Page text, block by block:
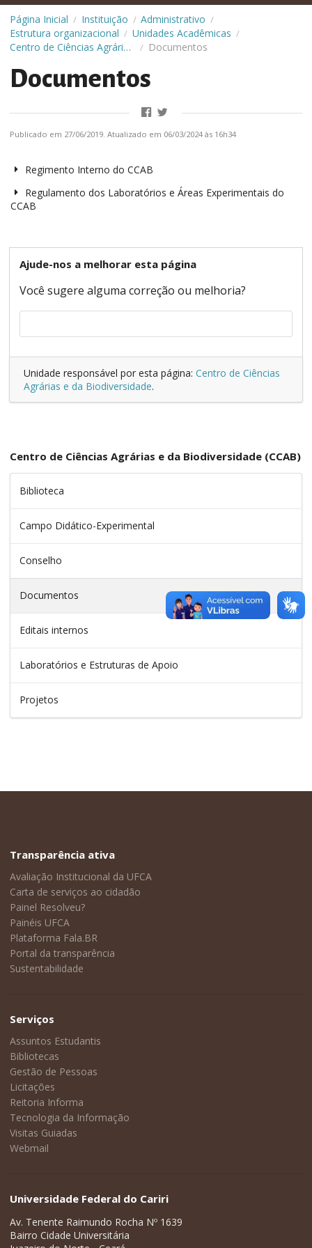
Página Inicial / Instituição / Administrativo /
Estrutura organizacional / Unidades Acadêmicas /
Centro de Ciências Agrárias e da Biodiversidade (CCAB) / Documentos
Documentos
Publicado em 27/06/2019. Atualizado em 06/03/2024 às 16h34
Regimento Interno do CCAB
Regulamento dos Laboratórios e Áreas Experimentais do
CCAB
Ajude-nos a melhorar esta página
Você sugere alguma correção ou melhoria?
Unidade responsável por esta página: Centro de Ciências
Agrárias e da Biodiversidade.
Centro de Ciências Agrárias e da Biodiversidade (CCAB)
Biblioteca
Campo Didático-Experimental
Conselho
Documentos
Editais internos
Laboratórios e Estruturas de Apoio
Projetos
Transparência ativa
Avaliação Institucional da UFCA
Carta de serviços ao cidadão
Painel Resolveu?
Painéis UFCA
Plataforma Fala.BR
Portal da transparência
Sustentabilidade
Serviços
Assuntos Estudantis
Bibliotecas
Gestão de Pessoas
Licitações
Reitoria Informa
Tecnologia da Informação
Visitas Guiadas
Webmail
Universidade Federal do Cariri
Av. Tenente Raimundo Rocha Nº 1639
Bairro Cidade Universitária